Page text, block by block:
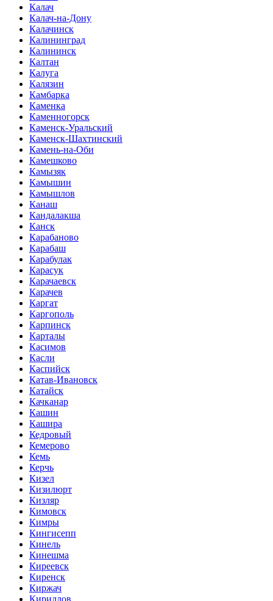
Калач
Калач-на-Дону
Калачинск
Калининград
Калининск
Калтан
Калуга
Калязин
Камбарка
Каменка
Каменногорск
Каменск-Уральский
Каменск-Шахтинский
Камень-на-Оби
Камешково
Камызяк
Камышин
Камышлов
Канаш
Кандалакша
Канск
Карабаново
Карабаш
Карабулак
Карасук
Карачаевск
Карачев
Каргат
Каргополь
Карпинск
Карталы
Касимов
Касли
Каспийск
Катав-Ивановск
Катайск
Качканар
Кашин
Кашира
Кедровый
Кемерово
Кемь
Керчь
Кизел
Кизилюрт
Кизляр
Кимовск
Кимры
Кингисепп
Кинель
Кинешма
Киреевск
Киренск
Киржач
Кириллов